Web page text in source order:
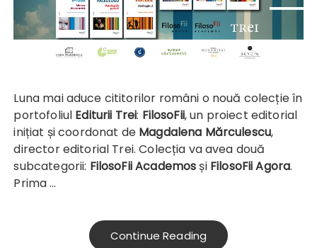
Luna mai aduce cititorilor români o nouă colecție în
portofoliul Editurii Trei: FilosoFii, un proiect editorial
inițiat și coordonat de Magdalena Mărculescu,
director editorial Trei. Colecția va avea două
subcategorii: FilosoFii Academos și FilosoFii Agora.
Prima …
Continue Reading